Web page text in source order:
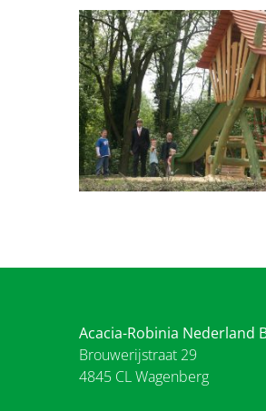
Acacia-Robinia Nederland
Brouwerijstraat 29
4845 CL Wagenberg